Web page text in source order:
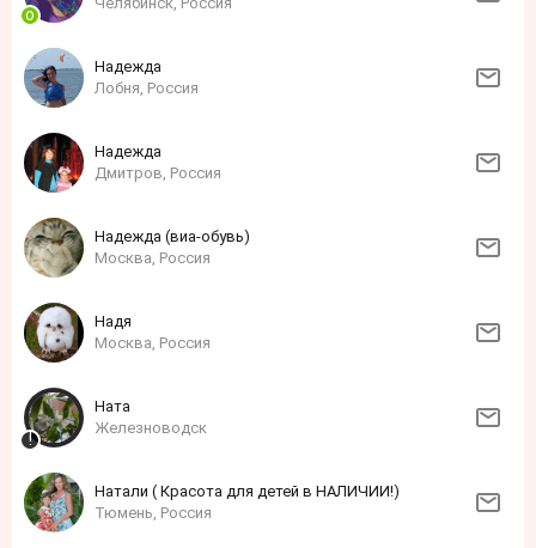
Надежда
Лобня, Россия
Надежда
Дмитров, Россия
Надежда (виа-обувь)
Москва, Россия
Надя
Москва, Россия
Ната
Железноводск
Натали ( Красота для детей в НАЛИЧИИ!)
Тюмень, Россия